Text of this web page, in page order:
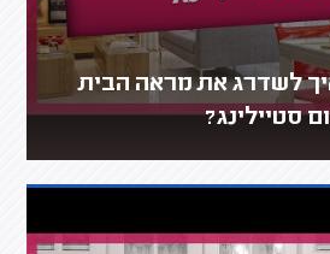
לשדרג את מראה הבית
סטיילינג?